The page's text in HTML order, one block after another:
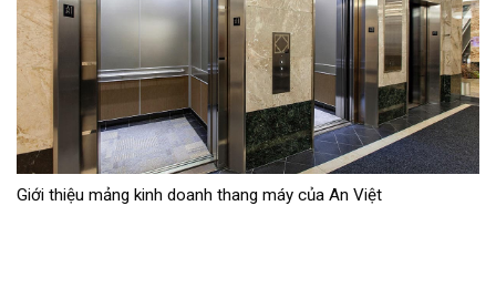
Giới thiệu mảng kinh doanh thang máy của An Việt